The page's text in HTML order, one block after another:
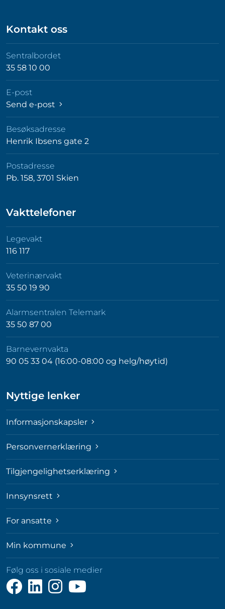
Kontakt oss
Sentralbordet
35 58 10 00
E-post
Send e-post
Besøksadresse
Henrik Ibsens gate 2
Postadresse
Pb. 158, 3701 Skien
Vakttelefoner
Legevakt
116 117
Veterinærvakt
35 50 19 90
Alarmsentralen Telemark
35 50 87 00
Barnevernvakta
90 05 33 04 (16:00-08:00 og helg/høytid)
Nyttige lenker
Informasjonskapsler
Personvernerklæring
Tilgjengelighetserklæring
Innsynsrett
For ansatte
Min kommune
Følg oss i sosiale medier
Følg
oss
Følg
oss
Følg
oss
Følg
oss